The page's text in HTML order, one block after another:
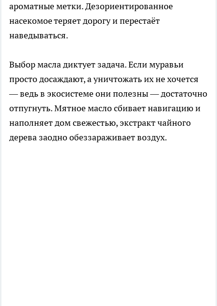
ароматные метки. Дезориентированное
насекомое теряет дорогу и перестаёт
наведываться.
Выбор масла диктует задача. Если муравьи
просто досаждают, а уничтожать их не хочется
— ведь в экосистеме они полезны — достаточно
отпугнуть. Мятное масло сбивает навигацию и
наполняет дом свежестью, экстракт чайного
дерева заодно обеззараживает воздух.